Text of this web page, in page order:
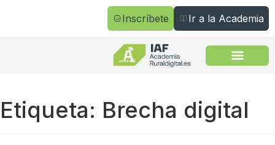
Inscríbete Ir a la Academia
Etiqueta: Brecha digital